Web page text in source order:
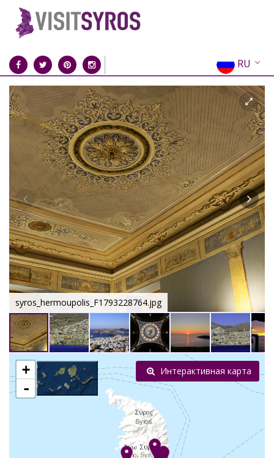
RU
EN
EL
FR
DE
IT
ES
CN
syros_hermoupolis_F1793228764.jpg
+
-
Интерактивная карта